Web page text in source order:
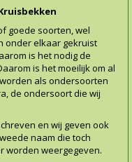
goede soorten, wel
onder elkaar gekruist
is het nodig de
is het moeilijk om al
als ondersoorten
de ondersoort die wij
en wij geven ook
naam die toch
worden weergegeven.